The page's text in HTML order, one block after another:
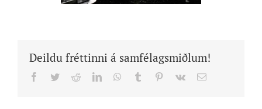
Deildu fréttinni á samfélagsmiðlum!
Facebook
TwitterRedditLinkedInWhatsApp
Tumblr Pinterest
Vk Email